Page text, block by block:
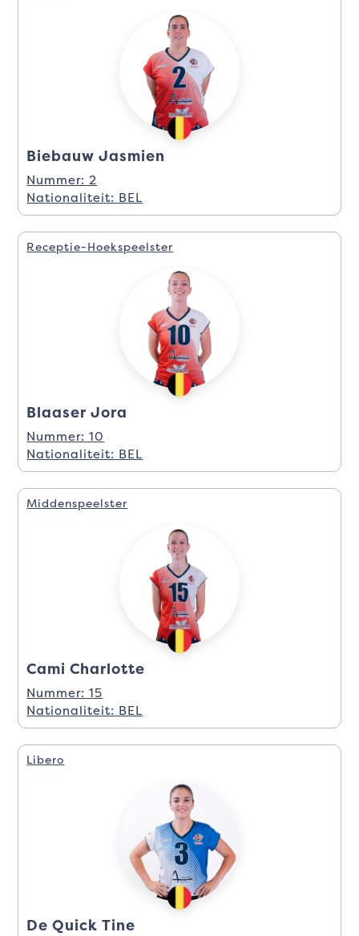
Biebauw Jasmien
Nummer: 2
Nationaliteit: BEL
Receptie-Hoekspeelster
Blaaser Jora
Nummer: 10
Nationaliteit: BEL
Middenspeelster
Cami Charlotte
Nummer: 15
Nationaliteit: BEL
Libero
De Quick Tine